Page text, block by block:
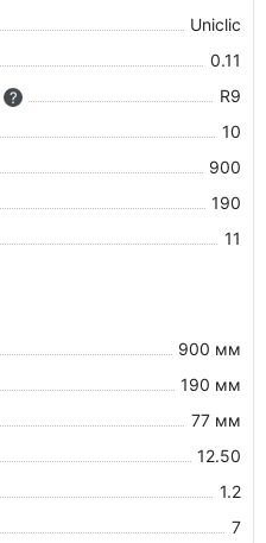
Uniclic
0.11
?
R9
10
900
190
11
900 мм
190 мм
77 мм
12.50
1.2
7